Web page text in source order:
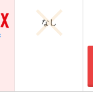
なし